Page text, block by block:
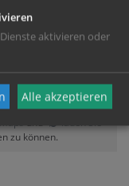
zu können.
aktivieren oder
Alle akzeptieren